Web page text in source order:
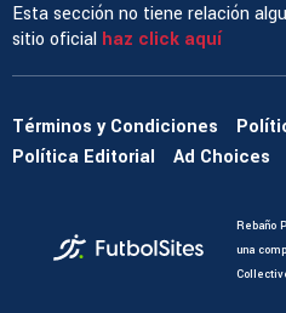
Esta sección no tiene relación
sitio oficial haz click aquí
Términos y Condiciones
Política Editorial
Ad Choices
Rebaño
una